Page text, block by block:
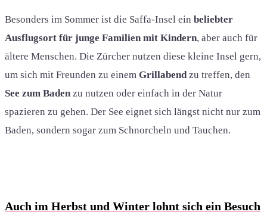
Besonders im Sommer ist die Saffa-Insel ein beliebter
Ausflugsort für junge Familien mit Kindern, aber auch für
ältere Menschen. Die Zürcher nutzen diese kleine Insel gern,
um sich mit Freunden zu einem Grillabendzu treffen, den
See zum Baden zu nutzen oder einfach in der Natur
spazieren zu gehen. Der See eignet sich längst nicht nur zum
Baden, sondern sogar zum Schnorcheln und Tauchen.
Auch im Herbst und Winter lohnt sich ein Besuch